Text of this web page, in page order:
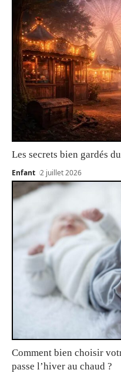
Les secrets bien gardés
Enfant 2 juillet 2026
Comment bien choisir
passe l’hiver au chaud ?